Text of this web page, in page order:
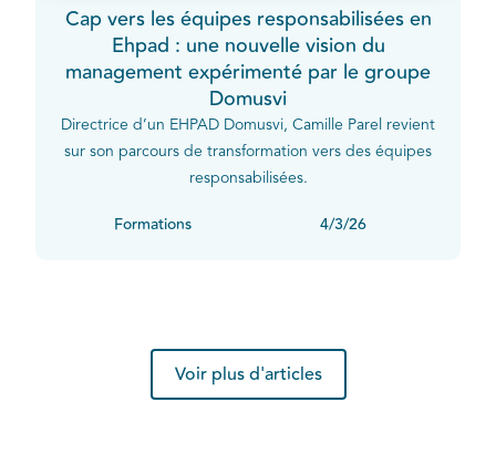
Cap vers les équipes responsabilisées en
Ehpad : une nouvelle vision du
management expérimenté par le groupe
Domusvi
Directrice d’un EHPAD Domusvi, Camille Parel revient
sur son parcours de transformation vers des équipes
responsabilisées.
Formations 4/3/26
Voir plus d'articles